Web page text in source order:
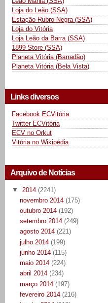
Loja do Leão (SSA)
Estação Rubro-Negra (SSA)
Loja do Vitória
Loja Leão da Barra (SSA)
1899 Store (SSA)
Planeta Vitória (Barradão)
Planeta Vitória (Bela Vista)
Links diversos
Facebook ECVitória
Twitter ECVitória
ECV no Orkut
Vitória no Wikipédia
Arquivo de Notícias
▼ 2014 (2241)
novembro 2014 (175)
outubro 2014 (192)
setembro 2014 (249)
agosto 2014 (221)
julho 2014 (199)
junho 2014 (115)
maio 2014 (224)
abril 2014 (234)
março 2014 (197)
fevereiro 2014 (216)